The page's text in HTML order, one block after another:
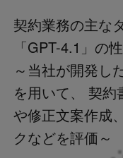
News
Recruit
LegalOn Now
Contact
契約業務の主な
「GPT-4.1」の
～当社が開発し
を用いて、 契
や修正文案作成
クなどを評価～